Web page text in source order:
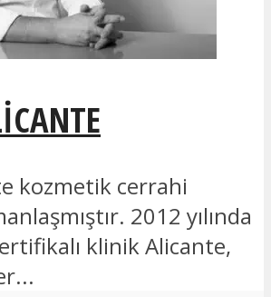
kozmetik cerrahi
2012 yılında
klinik Alicante,